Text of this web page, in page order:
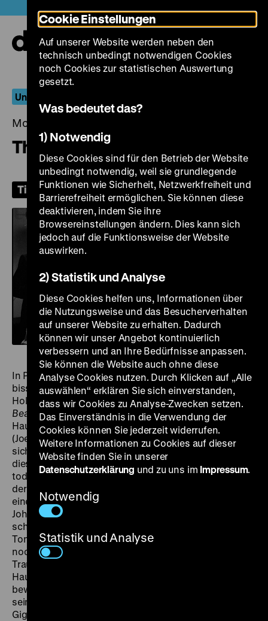
zum
Seiteninhalt
springen
Unfaithfully Yours
Montag, 02. März 2026, 19.00 Uhr
The Palm Beach Story
Tickets
In Preston Sturges’ Filmen erscheint die Welt stets ein
bisschen instabiler als überall sonst im
Hollywoodkino. Am wackligsten ist sie inThe Palm
Beach Story. Zumindest sobald die beiden
Hauptfiguren, Geraldine (Claudette Colbert) und Tom
(Joel McCrea), das heimatliche New York verlassen und
sich aufmachen gen Florida. Geraldine möchte auf
dieser Reise auch gleich den sicheren, aber
todlangweiligen und zudem wenig einträglichen Hafen
der Ehe mit Tom hinter sich lassen. Als sie unterwegs
einem Milliardär mit dem genialen Sturges-Namen
John D. Hackensacker III (Rudy Vallée) aufgabelt,
scheint die Erfüllung ihrer Träume greifbar nah. Aber
Tom weigert sich, sie aufzugeben, und dann ist da
noch ein ganzes Sammelsurium von schrägen Vögeln,
Traumtänzern und Nymphomaninnen, die die drei
Hauptfiguren umschwirren. Unter anderem zu
bewundern: der deutsch-jüdische Komiker Sig Arno in
seiner schönsten Hollywood-Rolle, als abgehalfterter
Gigolo Toto.
Cookie Einstellungen
Auf unserer Website werden neben den
technisch unbedingt notwendigen Cookies
noch Cookies zur statistischen Auswertung
gesetzt.
Was bedeutet das?
1) Notwendig
Diese Cookies sind für den Betrieb der Website
unbedingt notwendig, weil sie grundlegende
Funktionen wie Sicherheit, Netzwerkfreiheit und
Barrierefreiheit ermöglichen. Sie können diese
deaktivieren, indem Sie ihre
Browsereinstellungen ändern. Dies kann sich
jedoch auf die Funktionsweise der Website
auswirken.
2) Statistik und Analyse
Diese Cookies helfen uns, Informationen über
die Nutzungsweise und das Besucherverhalten
auf unserer Website zu erhalten. Dadurch
können wir unser Angebot kontinuierlich
verbessern und an Ihre Bedürfnisse anpassen.
Sie können die Website auch ohne diese
Analyse Cookies nutzen. Durch Klicken auf „Alle
auswählen“ erklären Sie sich einverstanden,
dass wir Cookies zu Analyse-Zwecken setzen.
Das Einverständnis in die Verwendung der
Cookies können Sie jederzeit widerrufen.
Weitere Informationen zu Cookies auf dieser
Website finden Sie in unserer
Datenschutzerklärung und zu uns im Impressum.
Notwendig
Statistik und Analyse